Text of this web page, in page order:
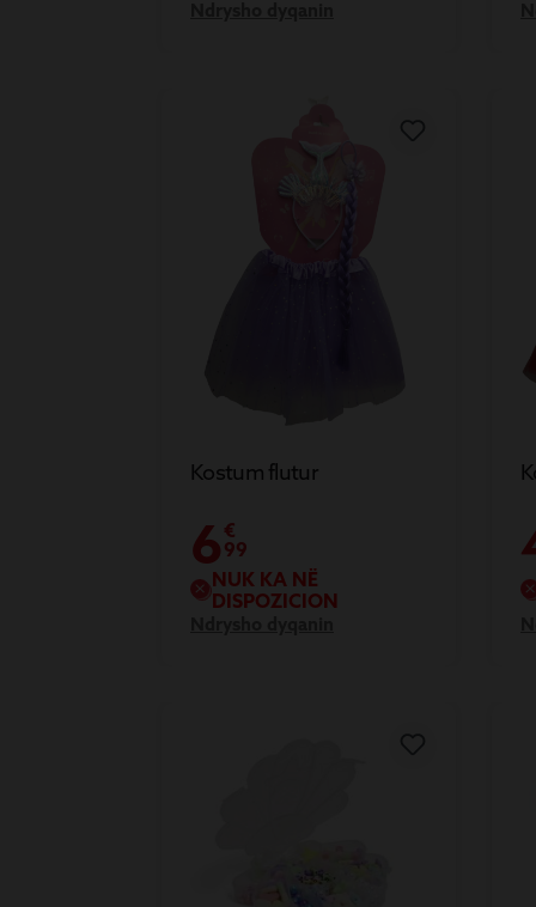
Kostum flutur
6 €
99
NUK KA NË
DISPOZICION